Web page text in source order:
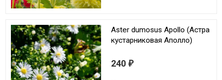
Aster dumosus Apollo (Астра
кустарниковая Аполло)
240 ₽